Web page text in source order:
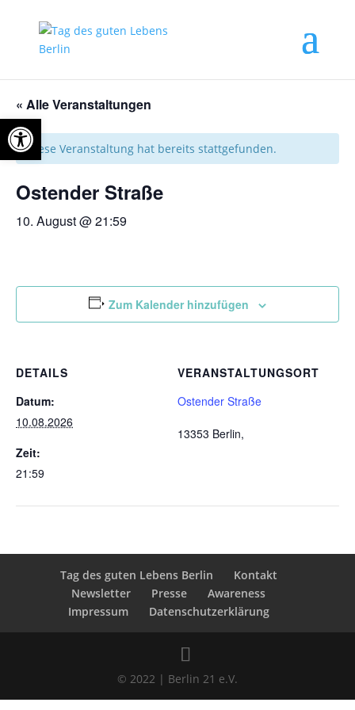
« Alle Veranstaltungen
Diese Veranstaltung hat bereits stattgefunden.
Ostender Straße
10. August @ 21:59
Zum Kalender hinzufügen
DETAILS
Datum:
10.08.2026
Zeit:
21:59
VERANSTALTUNGSORT
Ostender Straße
13353 Berlin,
Tag des guten Lebens Berlin
Kontakt
Newsletter
Presse
Awareness
Impressum
Datenschutzerklärung
© 2022 | Berlin 21 e.V.
Open toolbar